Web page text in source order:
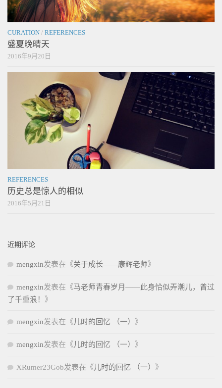
CURATION / REFERENCES
盛夏晚晴天
2016年9月20日
REFERENCES
历史总是惊人的相似
2016年5月21日
近期评论
mengxin发表在《关于成长——康辉老师》
mengxin发表在《马老师青春岁月——此身恰似弄潮儿，曾过
了千重浪！ 》
mengxin发表在《 儿时的回忆 （一） 》
mengxin发表在《 儿时的回忆 （一） 》
XRumer23Gob发表在《 儿时的回忆 （一） 》